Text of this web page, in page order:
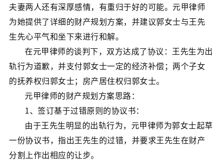
夫妻两人还有深厚感情，有重归于好的可能。元甲律师
为她提供了详细的财产规划方案，并建议郭女士与王先
生先心平气和坐下来进行和解。
在元甲律师的谈判下，双方达成了协议：王先生为出
轨行为道歉，并支付郭女士一定的经济补偿；两个子女
的抚养权归郭女士；房产居住权归郭女士。
元甲律师的财产规划方案思路：
1、签订基于过错原则的协议书：
由于王先生明显的出轨行为，元甲律师为郭女士起草
一份协议书，指出王先生的过错，并要求王先生在财产
分割上作出相应的让步。